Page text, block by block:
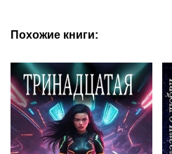
Похожие книги: